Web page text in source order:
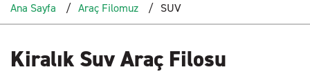
Ana Sayfa Araç Filomuz SUV
Kiralık Suv Araç Filosu